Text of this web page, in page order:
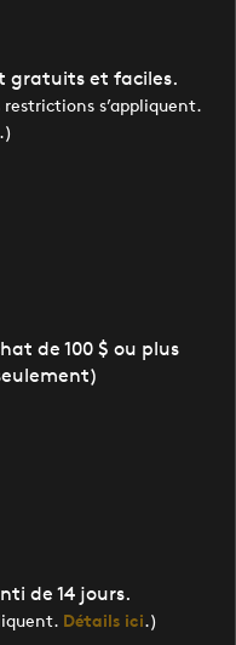
gratuits et faciles.
s’appliquent.
.)
de 100 $ ou plus
de 14 jours.
Détails ici.)